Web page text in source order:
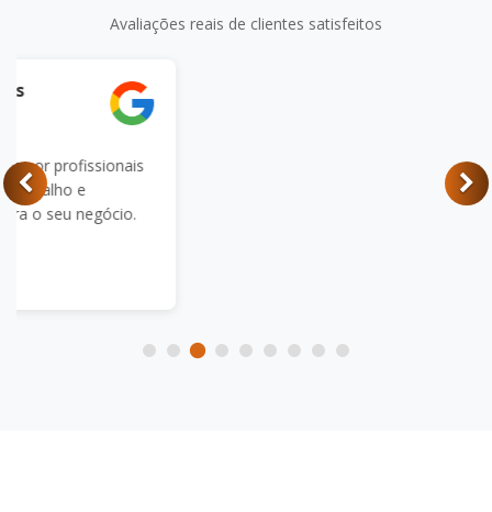
Avaliações reais de clientes satisfeitos